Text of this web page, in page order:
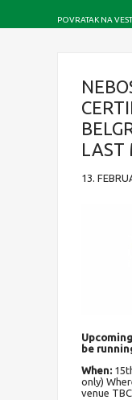
POVRATAK NA
LAST
13.
be
When:
only)
venue TBC